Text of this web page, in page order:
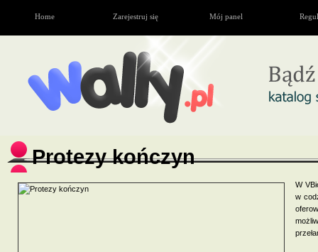
Home Zarejestruj się Mój panel
Protezy kończyn
W
w